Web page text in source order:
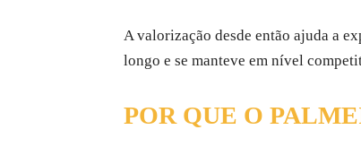
A valorização desde então ajuda a
longo e se manteve em nível
POR QUE O